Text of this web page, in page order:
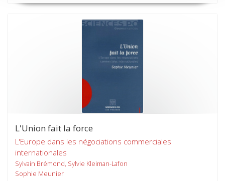
L'Union fait la force
L'Europe dans les négociations commerciales
internationales
Sylvain Brémond, Sylvie Kleiman-Lafon
Sophie Meunier